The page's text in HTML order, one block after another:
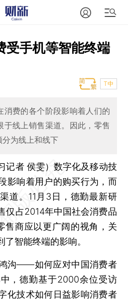
受手机等智能终端
T中
消费的各个阶段影响着人们的
于线上销售渠道。因此，零售
为线上和线下
记者 侯雯）数字化及移动技
影响着用户的购买行为，而
道。11月3日，德勤最新研
仅占2014年中国社会消费品
售商应以更广阔的视角，关
智能终端的影响。
——如何应对中国消费者
，德勤基于2000余位受访
化技术如何日益影响消费者